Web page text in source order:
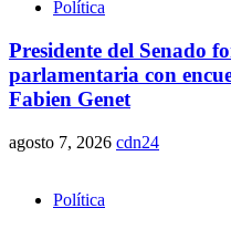
Política
Presidente del Senado
parlamentaria con
Fabien Genet
agosto 7, 2026 cdn24
Política